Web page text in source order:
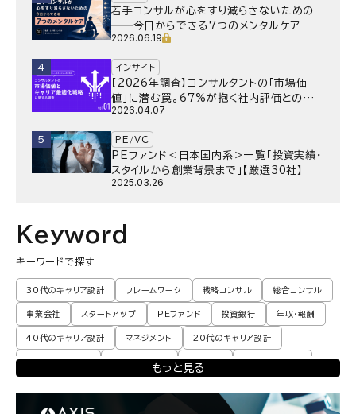
若手コンサルが心をすり減らさないための
──今日からできる7つのメンタルケア
2026.06.19
4 インサイト
【2026年調査】コンサルタントの「市場価
値」に潜む罠。67%が抱く社内評価との乖
離と、採用側が抱く“本音”の懸念とは
2026.04.07
5 PE/VC
PEファンド＜日本国内系＞一覧「投資実績・
スタイルから創業背景まで」【厳選30社】
2025.03.26
Keyword
キーワードで探す
30代のキャリア設計 フレームワーク 戦略コンサル 総合コンサル
事業会社 スタートアップ PEファンド 投資銀行 年収・報酬
40代のキャリア設計 マネジメント 20代のキャリア設計
転職体験談・実例 プロモーション 業界動向 コンサル現場論
エンジニア 調査レポート 独立・フリーランス
もっと見る